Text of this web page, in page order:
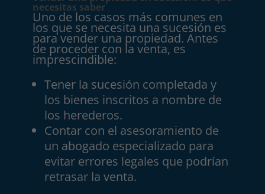
necesitas saber
Uno de los casos más comunes en
los que se necesita una sucesión es
para vender una propiedad. Antes
de proceder con la venta, es
imprescindible:
Tener la sucesión completada y
los bienes inscritos a nombre de
los herederos.
Contar con el asesoramiento de
un abogado especializado para
evitar errores legales que podrían
retrasar la venta.